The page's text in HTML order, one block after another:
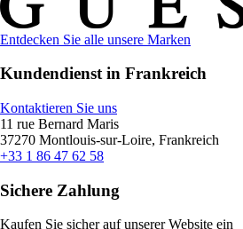
Entdecken Sie alle unsere Marken
Kundendienst in Frankreich
Kontaktieren Sie uns
11 rue Bernard Maris
37270 Montlouis-sur-Loire, Frankreich
+33 1 86 47 62 58
Sichere Zahlung
Kaufen Sie sicher auf unserer Website ein